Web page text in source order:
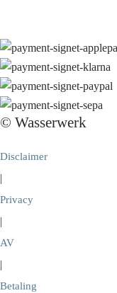
© Wasserwerk
Disclaimer
|
Privacy
|
AV
|
Betaling